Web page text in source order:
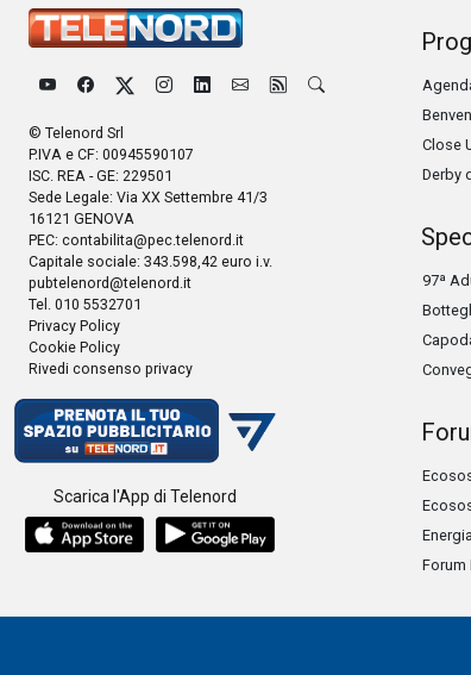
© Telenord Srl
P.IVA e CF: 00945590107
ISC. REA - GE: 229501
Sede Legale: Via XX Settembre 41/3
16121 GENOVA
PEC: contabilita@pec.telenord.it
Capitale sociale: 343.598,42 euro i.v.
pubtelenord@telenord.it
Tel. 010 5532701
Privacy Policy
Cookie Policy
Rivedi consenso privacy
Scarica l'App di Telenord
Close
Derby
97ª
Forum